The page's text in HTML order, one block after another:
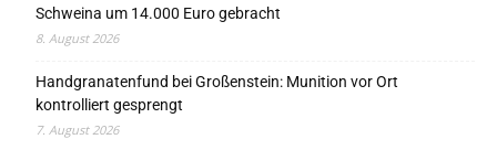
Schweina um 14.000 Euro gebracht
8. August 2026
Handgranatenfund bei Großenstein: Munition vor Ort
kontrolliert gesprengt
7. August 2026